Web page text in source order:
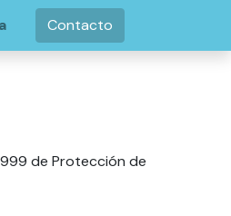
Contacto
de Protección de